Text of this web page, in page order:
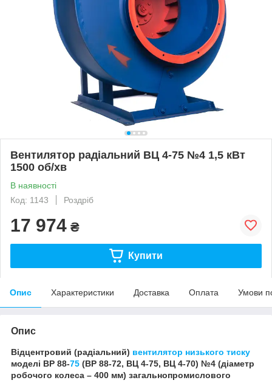
Вентилятор радіальний ВЦ 4-75 №4 1,5 кВт
1500 об/хв
В наявності
Код: 1143
Роздріб
17 974 ₴
Купити
Опис Характеристики Доставка Оплата Умови
Опис
Відцентровий (радіальний) вентилятор низького тиску
моделі ВР 88-75 (ВР 88-72, ВЦ 4-75, ВЦ 4-70) №4 (діаметр
робочого колеса – 400 мм) загальнопромислового